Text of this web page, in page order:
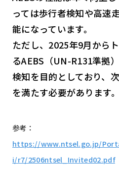
っては歩行者検知や高速
能になっています。
ただし、2025年9月から
るAEBS（UN-R131準拠
検知を目的としており、
を満たす必要があります。
参考：
https://www.ntsel.go.jp/
i/r7/2506ntsel_Invited02.pdf